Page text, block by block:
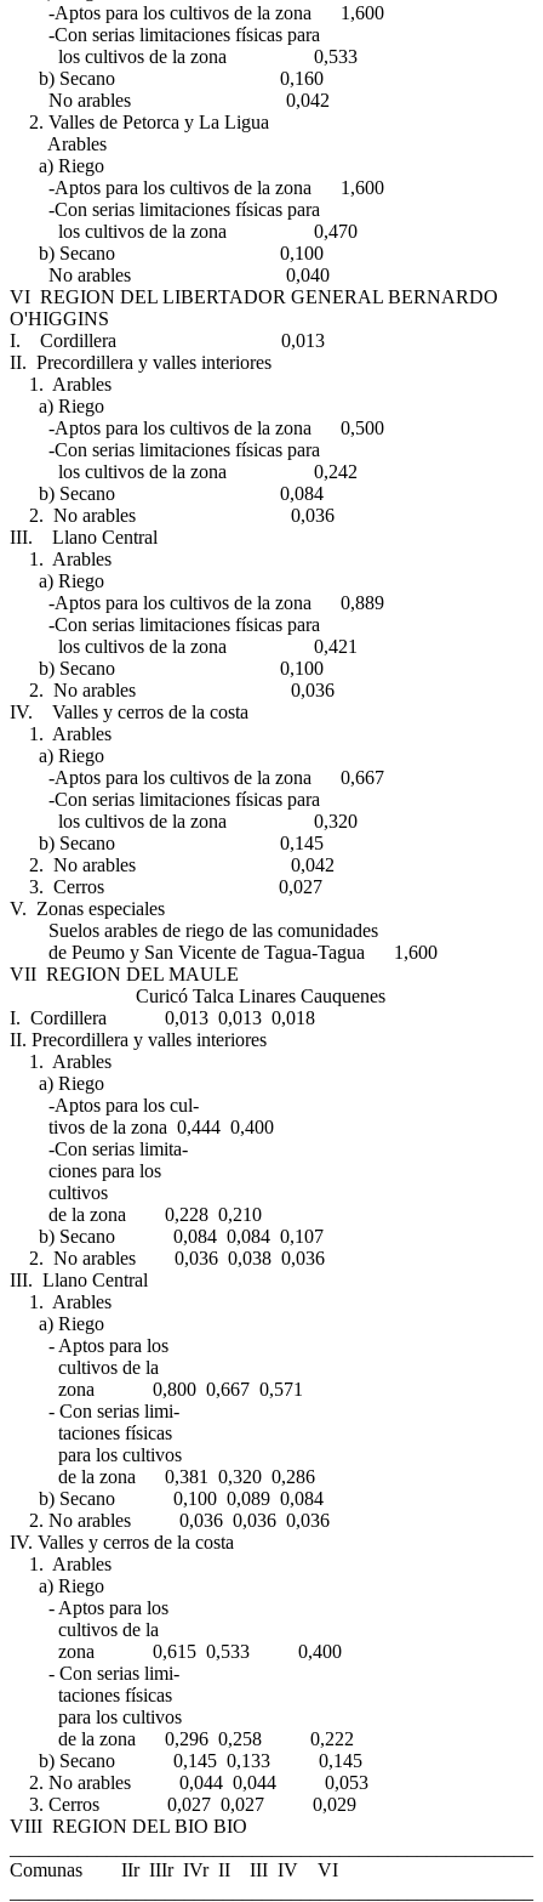
-Aptos para los cultivos de la zona 1,600
-Con serias limitaciones físicas para
los cultivos de la zona 0,533
b) Secano 0,160
No arables 0,042
2. Valles de Petorca y La Ligua
Arables
a) Riego
-Aptos para los cultivos de la zona 1,600
-Con serias limitaciones físicas para
los cultivos de la zona 0,470
b) Secano 0,100
No arables 0,040
VI REGION DEL LIBERTADOR GENERAL BERNARDO
O'HIGGINS
I. Cordillera 0,013
II. Precordillera y valles interiores
1. Arables
a) Riego
-Aptos para los cultivos de la zona 0,500
-Con serias limitaciones físicas para
los cultivos de la zona 0,242
b) Secano 0,084
2. No arables 0,036
III. Llano Central
1. Arables
a) Riego
-Aptos para los cultivos de la zona 0,889
-Con serias limitaciones físicas para
los cultivos de la zona 0,421
b) Secano 0,100
2. No arables 0,036
IV. Valles y cerros de la costa
1. Arables
a) Riego
-Aptos para los cultivos de la zona 0,667
-Con serias limitaciones físicas para
los cultivos de la zona 0,320
b) Secano 0,145
2. No arables 0,042
3. Cerros 0,027
V. Zonas especiales
Suelos arables de riego de las comunidades
de Peumo y San Vicente de Tagua-Tagua 1,600
VII REGION DEL MAULE
Curicó Talca Linares Cauquenes
I. Cordillera 0,013 0,013 0,018
II. Precordillera y valles interiores
1. Arables
a) Riego
-Aptos para los cul-
tivos de la zona 0,444 0,400
-Con serias limita-
ciones para los
cultivos
de la zona 0,228 0,210
b) Secano 0,084 0,084 0,107
2. No arables 0,036 0,038 0,036
III. Llano Central
1. Arables
a) Riego
- Aptos para los
cultivos de la
zona 0,800 0,667 0,571
- Con serias limi-
taciones físicas
para los cultivos
de la zona 0,381 0,320 0,286
b) Secano 0,100 0,089 0,084
2. No arables 0,036 0,036 0,036
IV. Valles y cerros de la costa
1. Arables
a) Riego
- Aptos para los
cultivos de la
zona 0,615 0,533 0,400
- Con serias limi-
taciones físicas
para los cultivos
de la zona 0,296 0,258 0,222
b) Secano 0,145 0,133 0,145
2. No arables 0,044 0,044 0,053
3. Cerros 0,027 0,027 0,029
VIII REGION DEL BIO BIO
Comunas IIr IIIr IVr II III IV VI